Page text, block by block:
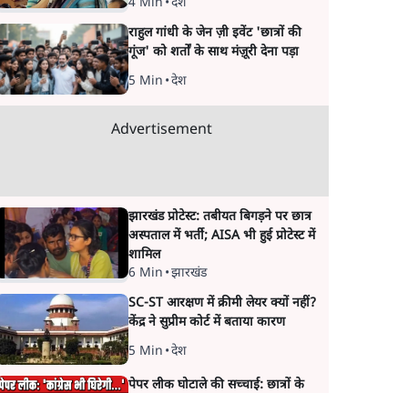
राहुल गांधी के जेन ज़ी इवेंट 'छात्रों की
गूंज' को शर्तों के साथ मंज़ूरी देना पड़ा
5 Min •देश
Advertisement
झारखंड प्रोटेस्ट: तबीयत बिगड़ने पर छात्र
अस्पताल में भर्ती; AISA भी हुई प्रोटेस्ट में
शामिल
6 Min •झारखंड
SC-ST आरक्षण में क्रीमी लेयर क्यों नहीं?
केंद्र ने सुप्रीम कोर्ट में बताया कारण
5 Min •देश
पेपर लीक घोटाले की सच्चाई: छात्रों के